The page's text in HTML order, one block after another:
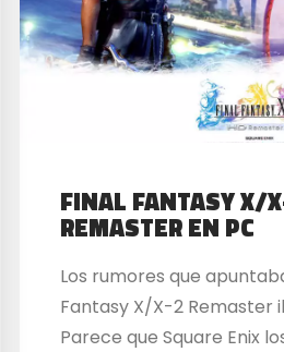
FINAL FANTASY X/
REMASTER EN PC
Los rumores que
Fantasy X/X-2 Remaster
Parece que Square Enix